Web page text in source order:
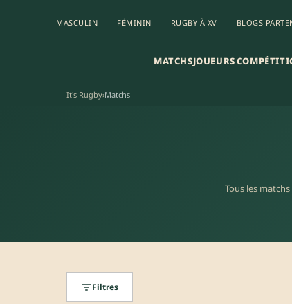
MASCULIN FÉMININ RUGBY À XV BLOGS
MATCHSJOUEURS
It's Rugby›Matchs
Tous les
Filtres